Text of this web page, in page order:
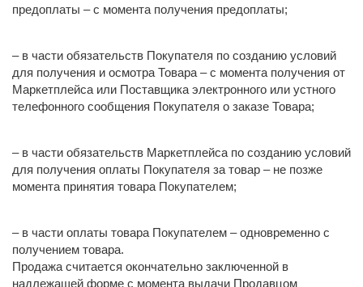
предоплаты – с момента получения предоплаты;
– в части обязательств Покупателя по созданию условий
для получения и осмотра Товара – с момента получения от
Маркетплейса или Поставщика электронного или устного
телефонного сообщения Покупателя о заказе Товара;
– в части обязательств Маркетплейса по созданию условий
для получения оплаты Покупателя за товар – не позже
момента принятия товара Покупателем;
– в части оплаты товара Покупателем – одновременно с
получением товара.
Продажа считается окончательно заключенной в
надлежащей форме с момента выдачи Продавцом